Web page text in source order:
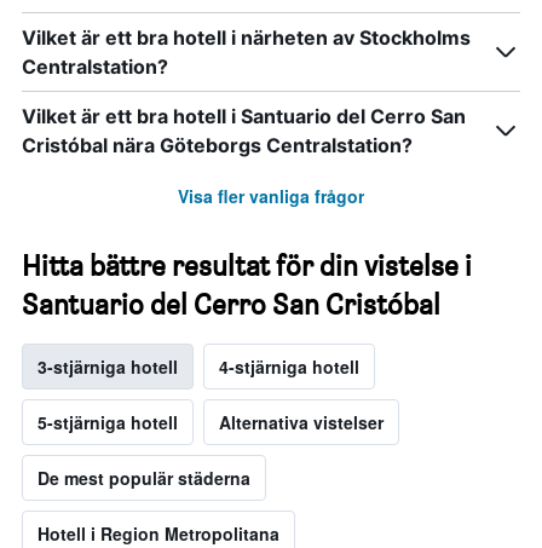
Vilket är ett bra hotell i närheten av Stockholms
Centralstation?
Vilket är ett bra hotell i Santuario del Cerro San
Cristóbal nära Göteborgs Centralstation?
Visa fler vanliga frågor
Hitta bättre resultat för din vistelse i
Santuario del Cerro San Cristóbal
3-stjärniga hotell 4-stjärniga hotell
5-stjärniga hotell Alternativa vistelser
De mest populär städerna
Hotell i Region Metropolitana